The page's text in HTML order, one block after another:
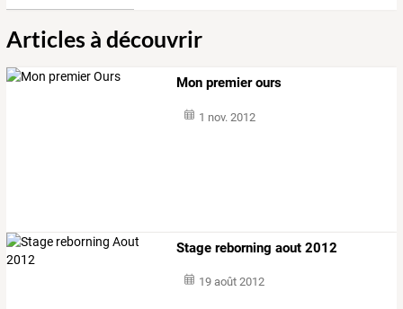
Articles à découvrir
Mon premier ours
1 nov. 2012
Stage reborning aout 2012
19 août 2012